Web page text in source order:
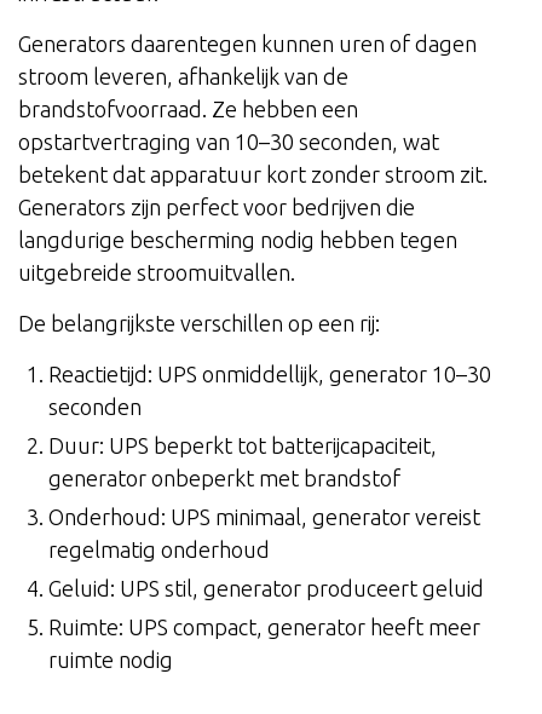
Generators daarentegen kunnen uren of dagen
stroom leveren, afhankelijk van de
brandstofvoorraad. Ze hebben een
opstartvertraging van 10–30 seconden, wat
betekent dat apparatuur kort zonder stroom zit.
Generators zijn perfect voor bedrijven die
langdurige bescherming nodig hebben tegen
uitgebreide stroomuitvallen.
De belangrijkste verschillen op een rij:
Reactietijd: UPS onmiddellijk, generator 10–30
seconden
Duur: UPS beperkt tot batterijcapaciteit,
generator onbeperkt met brandstof
Onderhoud: UPS minimaal, generator vereist
regelmatig onderhoud
Geluid: UPS stil, generator produceert geluid
Ruimte: UPS compact, generator heeft meer
ruimte nodig